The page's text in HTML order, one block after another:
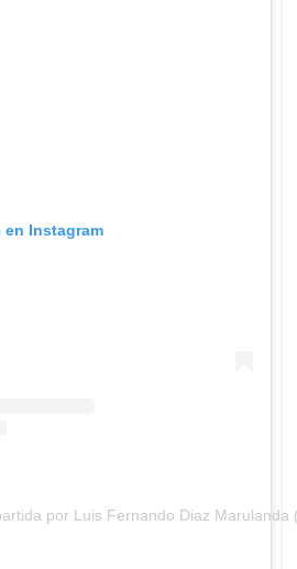
en Instagram
por Luis Fernando Diaz Marulanda